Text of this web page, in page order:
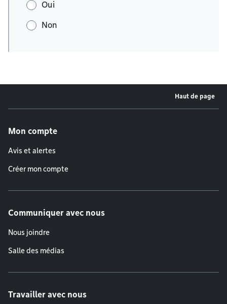
Oui
Non
Haut de page
Mon compte
Avis et alertes
Créer mon compte
Communiquer avec nous
Nous joindre
Salle des médias
Travailler avec nous